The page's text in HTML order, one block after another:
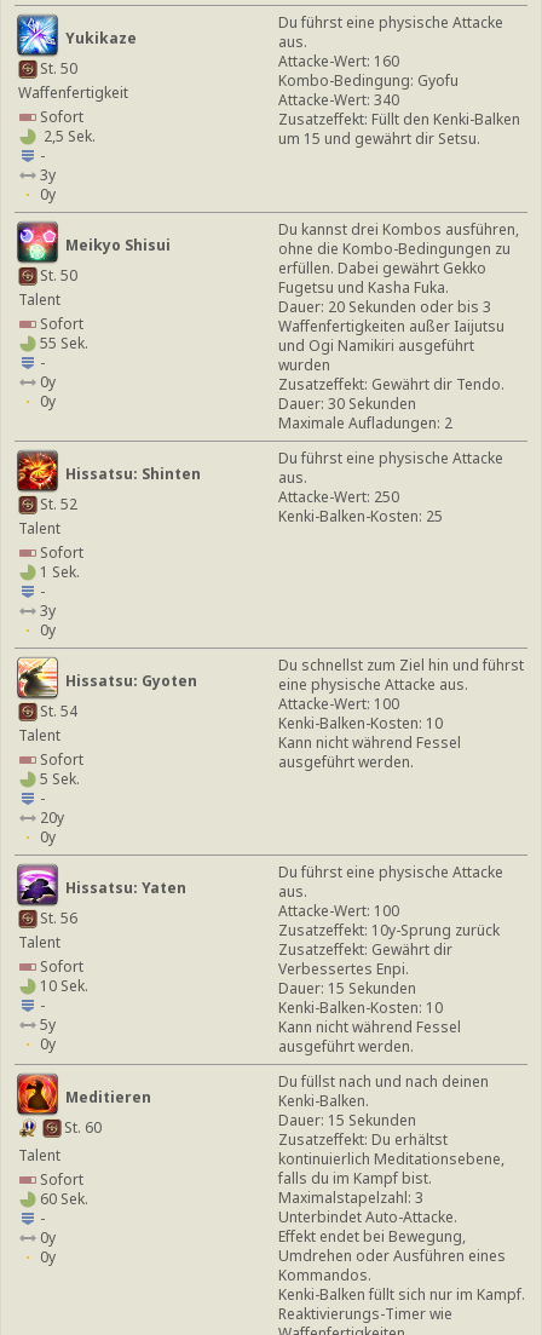
Yukikaze
St. 50
Waffenfertigkeit
Sofort
2,5 Sek.
-
3y
0y
Du führst eine physische Attacke
aus.
Attacke-Wert: 160
Kombo-Bedingung: Gyofu
Attacke-Wert: 340
Zusatzeffekt: Füllt den Kenki-Balken
um 15 und gewährt dir Setsu.
Meikyo Shisui
St. 50
Talent
Sofort
55 Sek.
-
0y
0y
Du kannst drei Kombos ausführen,
ohne die Kombo-Bedingungen zu
erfüllen. Dabei gewährt Gekko
Fugetsu und Kasha Fuka.
Dauer: 20 Sekunden oder bis 3
Waffenfertigkeiten außer Iaijutsu
und Ogi Namikiri ausgeführt
wurden
Zusatzeffekt: Gewährt dir Tendo.
Dauer: 30 Sekunden
Maximale Aufladungen: 2
Hissatsu: Shinten
St. 52
Talent
Sofort
1 Sek.
-
3y
0y
Du führst eine physische Attacke
aus.
Attacke-Wert: 250
Kenki-Balken-Kosten: 25
Hissatsu: Gyoten
St. 54
Talent
Sofort
5 Sek.
-
20y
0y
Du schnellst zum Ziel hin und führst
eine physische Attacke aus.
Attacke-Wert: 100
Kenki-Balken-Kosten: 10
Kann nicht während Fessel
ausgeführt werden.
Hissatsu: Yaten
St. 56
Talent
Sofort
10 Sek.
-
5y
0y
Du führst eine physische Attacke
aus.
Attacke-Wert: 100
Zusatzeffekt: 10y-Sprung zurück
Zusatzeffekt: Gewährt dir
Verbessertes Enpi.
Dauer: 15 Sekunden
Kenki-Balken-Kosten: 10
Kann nicht während Fessel
ausgeführt werden.
Meditieren
St. 60
Talent
Sofort
60 Sek.
-
0y
0y
Du füllst nach und nach deinen
Kenki-Balken.
Dauer: 15 Sekunden
Zusatzeffekt: Du erhältst
kontinuierlich Meditationsebene,
falls du im Kampf bist.
Maximalstapelzahl: 3
Unterbindet Auto-Attacke.
Effekt endet bei Bewegung,
Umdrehen oder Ausführen eines
Kommandos.
Kenki-Balken füllt sich nur im Kampf.
Reaktivierungs-Timer wie